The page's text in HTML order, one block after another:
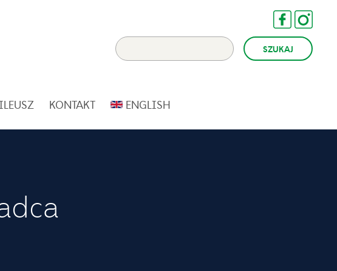
KONTAKT ENGLISH